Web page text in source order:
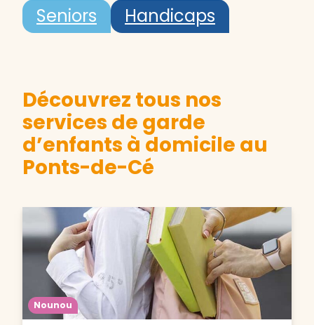
Seniors Handicaps
Découvrez tous nos
services de garde
d’enfants à domicile au
Ponts-de-Cé
Nounou